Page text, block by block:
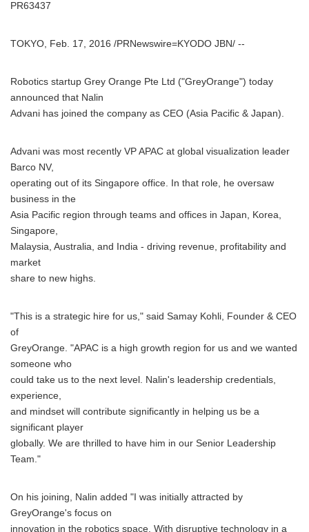
PR63437
TOKYO, Feb. 17, 2016 /PRNewswire=KYODO JBN/ --
Robotics startup Grey Orange Pte Ltd ("GreyOrange") today
announced that Nalin
Advani has joined the company as CEO (Asia Pacific & Japan).
Advani was most recently VP APAC at global visualization leader
Barco NV,
operating out of its Singapore office. In that role, he oversaw
business in the
Asia Pacific region through teams and offices in Japan, Korea,
Singapore,
Malaysia, Australia, and India - driving revenue, profitability and
market
share to new highs.
"This is a strategic hire for us," said Samay Kohli, Founder & CEO
of
GreyOrange. "APAC is a high growth region for us and we wanted
someone who
could take us to the next level. Nalin's leadership credentials,
experience,
and mindset will contribute significantly in helping us be a
significant player
globally. We are thrilled to have him in our Senior Leadership
Team."
On his joining, Nalin added "I was initially attracted by
GreyOrange's focus on
innovation in the robotics space. With disruptive technology in a